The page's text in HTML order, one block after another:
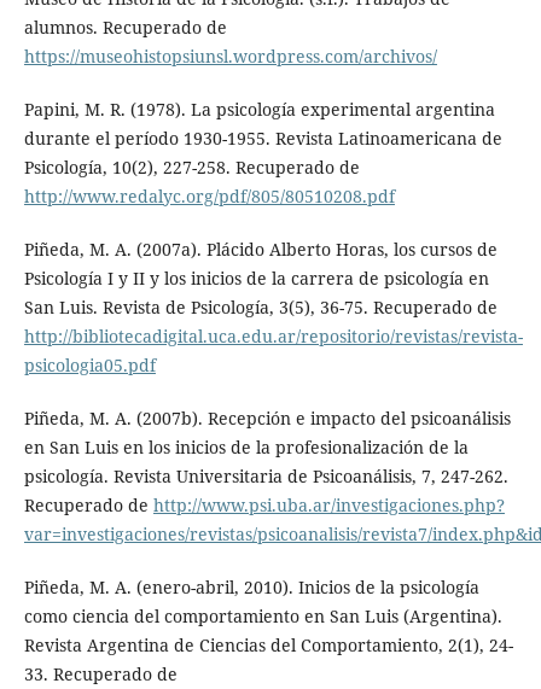
alumnos. Recuperado de
https://museohistopsiunsl.wordpress.com/archivos/
Papini, M. R. (1978). La psicología experimental argentina
durante el período 1930-1955. Revista Latinoamericana de
Psicología, 10(2), 227-258. Recuperado de
http://www.redalyc.org/pdf/805/80510208.pdf
Piñeda, M. A. (2007a). Plácido Alberto Horas, los cursos de
Psicología I y II y los inicios de la carrera de psicología en
San Luis. Revista de Psicología, 3(5), 36-75. Recuperado de
http://bibliotecadigital.uca.edu.ar/repositorio/revistas/revista-
psicologia05.pdf
Piñeda, M. A. (2007b). Recepción e impacto del psicoanálisis
en San Luis en los inicios de la profesionalización de la
psicología. Revista Universitaria de Psicoanálisis, 7, 247-262.
Recuperado de http://www.psi.uba.ar/investigaciones.php?
var=investigaciones/revistas/psicoanalisis/revista7/
Piñeda, M. A. (enero-abril, 2010). Inicios de la psicología
como ciencia del comportamiento en San Luis (Argentina).
Revista Argentina de Ciencias del Comportamiento, 2(1), 24-
33. Recuperado de